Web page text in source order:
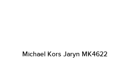
Michael Kors Jaryn MK4622